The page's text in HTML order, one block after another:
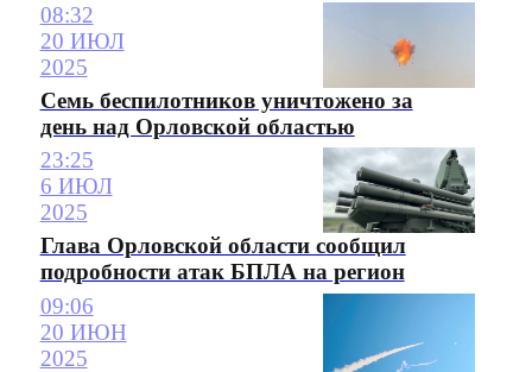
08:32
20 ИЮЛ
2025
Семь беспилотников уничтожено за
день над Орловской областью
23:25
6 ИЮЛ
2025
Глава Орловской области сообщил
подробности атак БПЛА на регион
09:06
20 ИЮН
2025